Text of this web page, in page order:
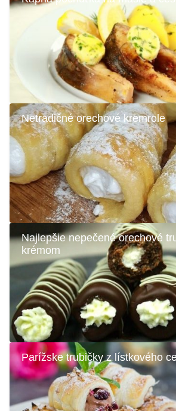
Netradičné orechové kremrole
Najlepšie nepečené orechové
krémom
Parížske trubičky z lístkového